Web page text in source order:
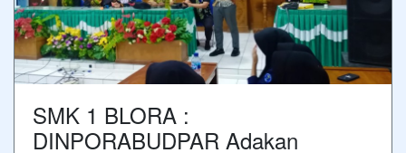
SMK 1 BLORA :
DINPORABUDPAR Adakan